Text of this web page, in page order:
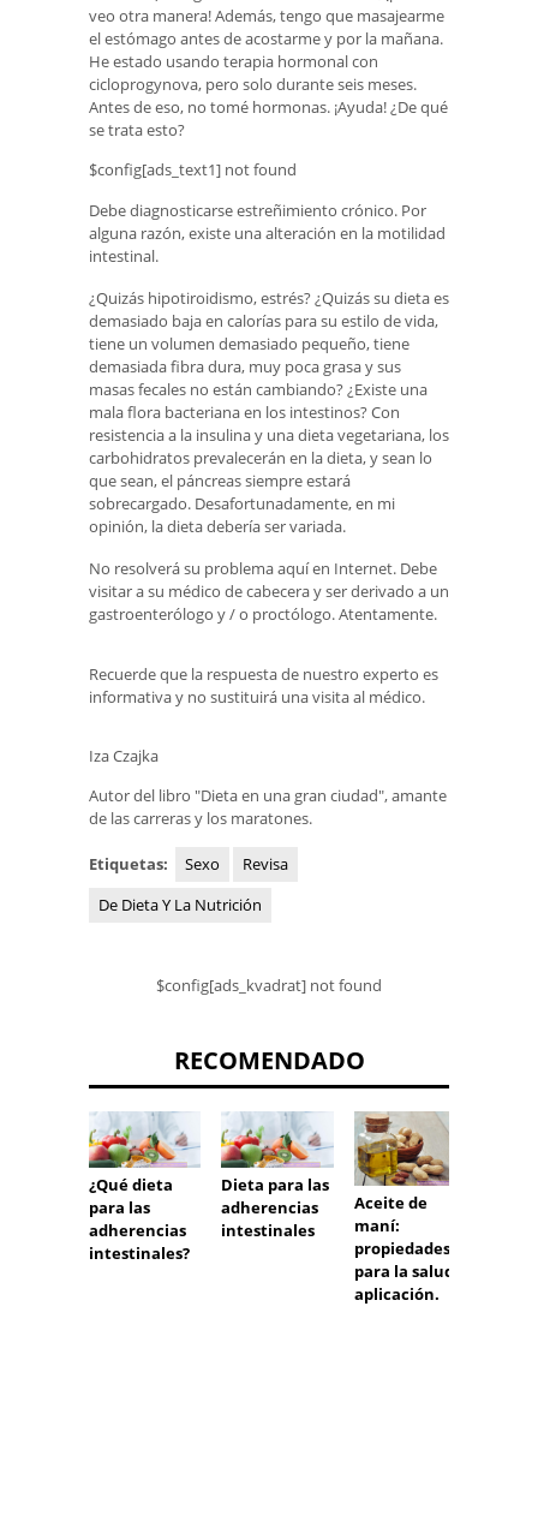
veo otra manera! Además, tengo que masajearme
el estómago antes de acostarme y por la mañana.
He estado usando terapia hormonal con
cicloprogynova, pero solo durante seis meses.
Antes de eso, no tomé hormonas. ¡Ayuda! ¿De qué
se trata esto?
$config[ads_text1] not found
Debe diagnosticarse estreñimiento crónico. Por
alguna razón, existe una alteración en la motilidad
intestinal.
¿Quizás hipotiroidismo, estrés? ¿Quizás su dieta es
demasiado baja en calorías para su estilo de vida,
tiene un volumen demasiado pequeño, tiene
demasiada fibra dura, muy poca grasa y sus
masas fecales no están cambiando? ¿Existe una
mala flora bacteriana en los intestinos? Con
resistencia a la insulina y una dieta vegetariana, los
carbohidratos prevalecerán en la dieta, y sean lo
que sean, el páncreas siempre estará
sobrecargado. Desafortunadamente, en mi
opinión, la dieta debería ser variada.
No resolverá su problema aquí en Internet. Debe
visitar a su médico de cabecera y ser derivado a un
gastroenterólogo y / o proctólogo. Atentamente.
Recuerde que la respuesta de nuestro experto es
informativa y no sustituirá una visita al médico.
Iza Czajka
Autor del libro "Dieta en una gran ciudad", amante
de las carreras y los maratones.
Etiquetas: Sexo
Revisa
De Dieta Y La Nutrición
$config[ads_kvadrat] not found
RECOMENDADO
¿Qué dieta
para las
adherencias
intestinales?
Dieta para las
adherencias
intestinales
Aceite de
maní:
propiedades
para la salud y
aplicación.